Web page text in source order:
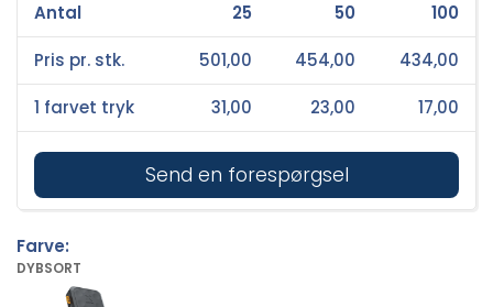
Send en forespørgsel
Antal 25 50 100
Pris pr. stk. 501,00 454,00 434,00
1 farvet tryk 31,00 23,00 17,00
Farve:
DYBSORT